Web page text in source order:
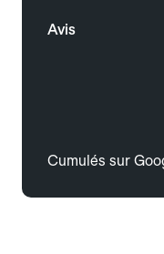
Avis
Cumulés sur